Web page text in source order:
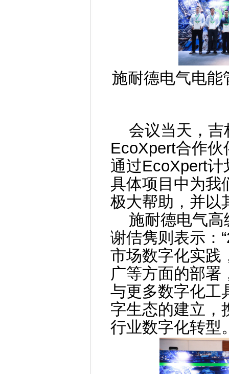
施耐德电气电能
会议当天，吉
EcoXpert合作伙
通过EcoXpert
具体项目中为我
极大帮助，并以
施耐德电气高
谢佶隽则表示：
市场数字化实践
广等方面的部署
与更多数字化工
字生态的建立，
行业数字化转型